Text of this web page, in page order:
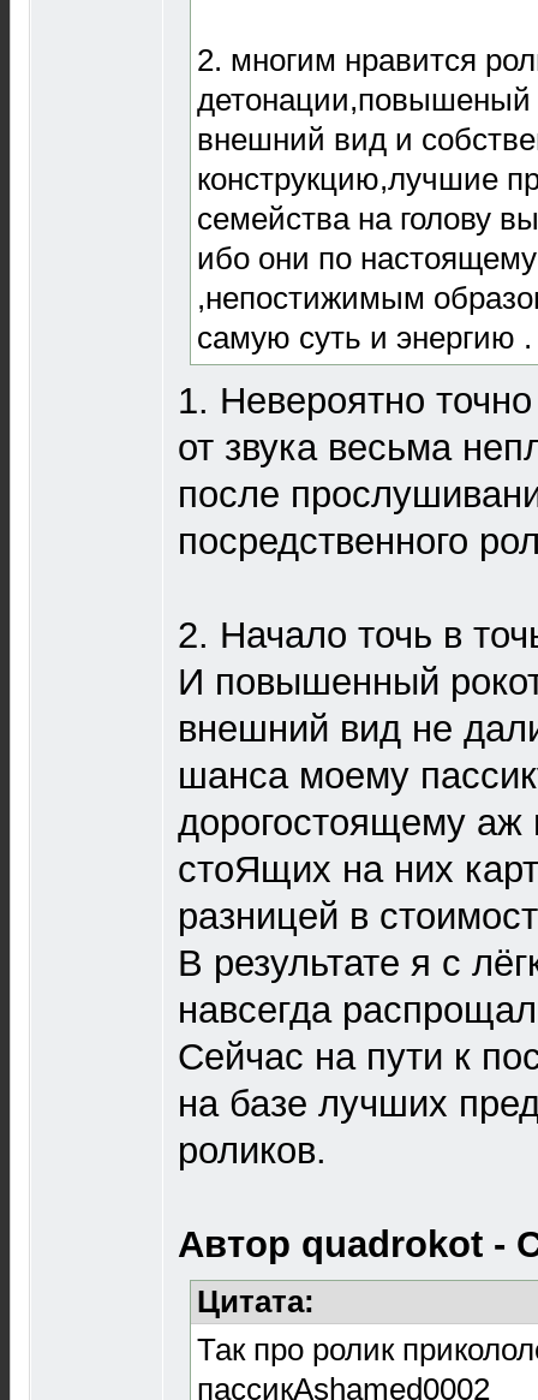
2. многим нравится
детонации,повышеный
внешний вид и
конструкцию,лучшие
семейства на голову
ибо они по
,непостижимым
самую суть и энергию .
1. Невероятно
от звука весьма
после
посредственного
2. Начало точь в
И повышенный
внешний вид не
шанса моему
дорогостоящему аж
стоЯщих на них
разницей в
В результате я с
навсегда
Сейчас на пути к
на базе лучших
роликов.
Автор quadrokot -
Цитата:
Так про ролик
пассикAshamed0002